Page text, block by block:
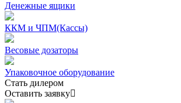
Денежные ящики
ККМ и ЧПМ(Кассы)
Весовые дозаторы
Упаковочное оборудование
Стать дилером
Оставить заявку